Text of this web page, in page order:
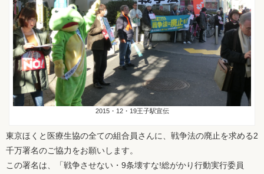
2015・12・19王子駅宣伝
東京ほくと医療生協の全ての組合員さんに、戦争法の廃止を求める2
千万署名のご協力をお願いします。
この署名は、「戦争させない・9条壊すな!総がかり行動実行委員